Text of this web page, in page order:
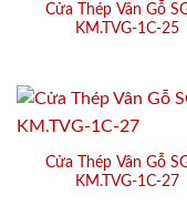
Cửa Thép Vân Gỗ
KM.TVG-1C-25
Cửa Thép Vân Gỗ
KM.TVG-1C-27